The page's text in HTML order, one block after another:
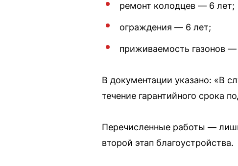
ремонт колодцев — 6 лет;
ограждения — 6 лет;
приживаемость газонов
В документации указано: «В
течение гарантийного срока
Перечисленные работы —
второй этап благоустройства.